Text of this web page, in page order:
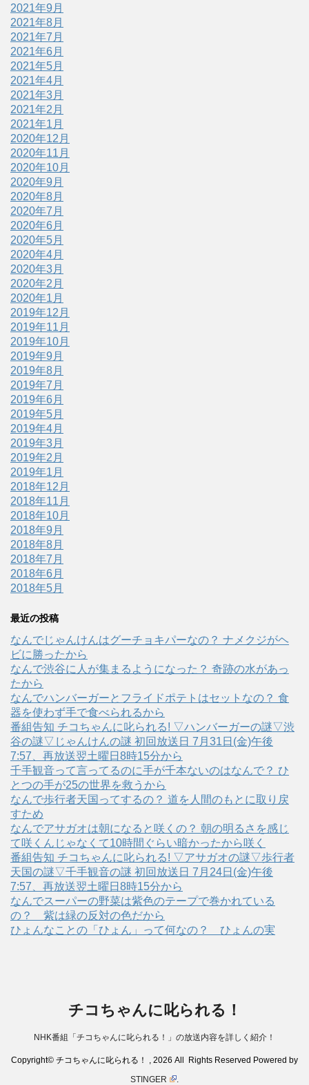
2021年9月
2021年8月
2021年7月
2021年6月
2021年5月
2021年4月
2021年3月
2021年2月
2021年1月
2020年12月
2020年11月
2020年10月
2020年9月
2020年8月
2020年7月
2020年6月
2020年5月
2020年4月
2020年3月
2020年2月
2020年1月
2019年12月
2019年11月
2019年10月
2019年9月
2019年8月
2019年7月
2019年6月
2019年5月
2019年4月
2019年3月
2019年2月
2019年1月
2018年12月
2018年11月
2018年10月
2018年9月
2018年8月
2018年7月
2018年6月
2018年5月
最近の投稿
なんでじゃんけんはグーチョキパーなの？ ナメクジがヘ
ビに勝ったから
なんで渋谷に人が集まるようになった？ 奇跡の水があっ
たから
なんでハンバーガーとフライドポテトはセットなの？ 食
器を使わず手で食べられるから
番組告知 チコちゃんに叱られる! ▽ハンバーガーの謎▽渋
谷の謎▽じゃんけんの謎 初回放送日 7月31日(金)午後
7:57、再放送翌土曜日8時15分から
千手観音って言ってるのに手が千本ないのはなんで？ ひ
とつの手が25の世界を救うから
なんで歩行者天国ってするの？ 道を人間のもとに取り戻
すため
なんでアサガオは朝になると咲くの？ 朝の明るさを感じ
て咲くんじゃなくて10時間ぐらい暗かったから咲く
番組告知 チコちゃんに叱られる! ▽アサガオの謎▽歩行者
天国の謎▽千手観音の謎 初回放送日 7月24日(金)午後
7:57、再放送翌土曜日8時15分から
なんでスーパーの野菜は紫色のテープで巻かれている
の？ 紫は緑の反対の色だから
ひょんなことの「ひょん」って何なの？ ひょんの実
チコちゃんに叱られる！
NHK番組「チコちゃんに叱られる！」の放送内容を詳しく紹介！
Copyright© チコちゃんに叱られる！ , 2026 All Rights Reserved Powered by
STINGER
.